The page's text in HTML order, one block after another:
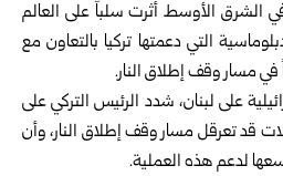
الشرق الأوسط أثرت سلباً على العالم
التي دعمتها تركيا بالتعاون مع
في مسار وقف إطلاق النار.
على لبنان، شدد الرئيس التركي على
قد تعرقل مسار وقف إطلاق النار، وأن
لدعم هذه العملية.